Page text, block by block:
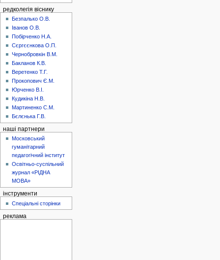
редколегія віснику
Безпалько О.В.
Іванов О.В.
Побірченко Н.А.
Сєргєєнкова О.П.
Чернобровкін В.М.
Бакланов К.В.
Веретенко Т.Г.
Прокопович Є.М.
Юрченко В.І.
Кудикіна Н.В.
Мартиненко С.М.
Бєлєнька Г.В.
наші партнери
Московський
гуманітарний
педагогічний інститут
Освітньо-суспільний
журнал «РІДНА
МОВА»
інструменти
Спеціальні сторінки
реклама